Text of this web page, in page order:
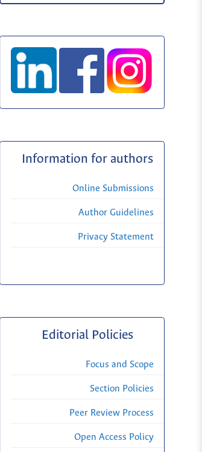
Information for authors
Online Submissions
Author Guidelines
Privacy Statement
Editorial Policies
Focus and Scope
Section Policies
Peer Review Process
Open Access Policy